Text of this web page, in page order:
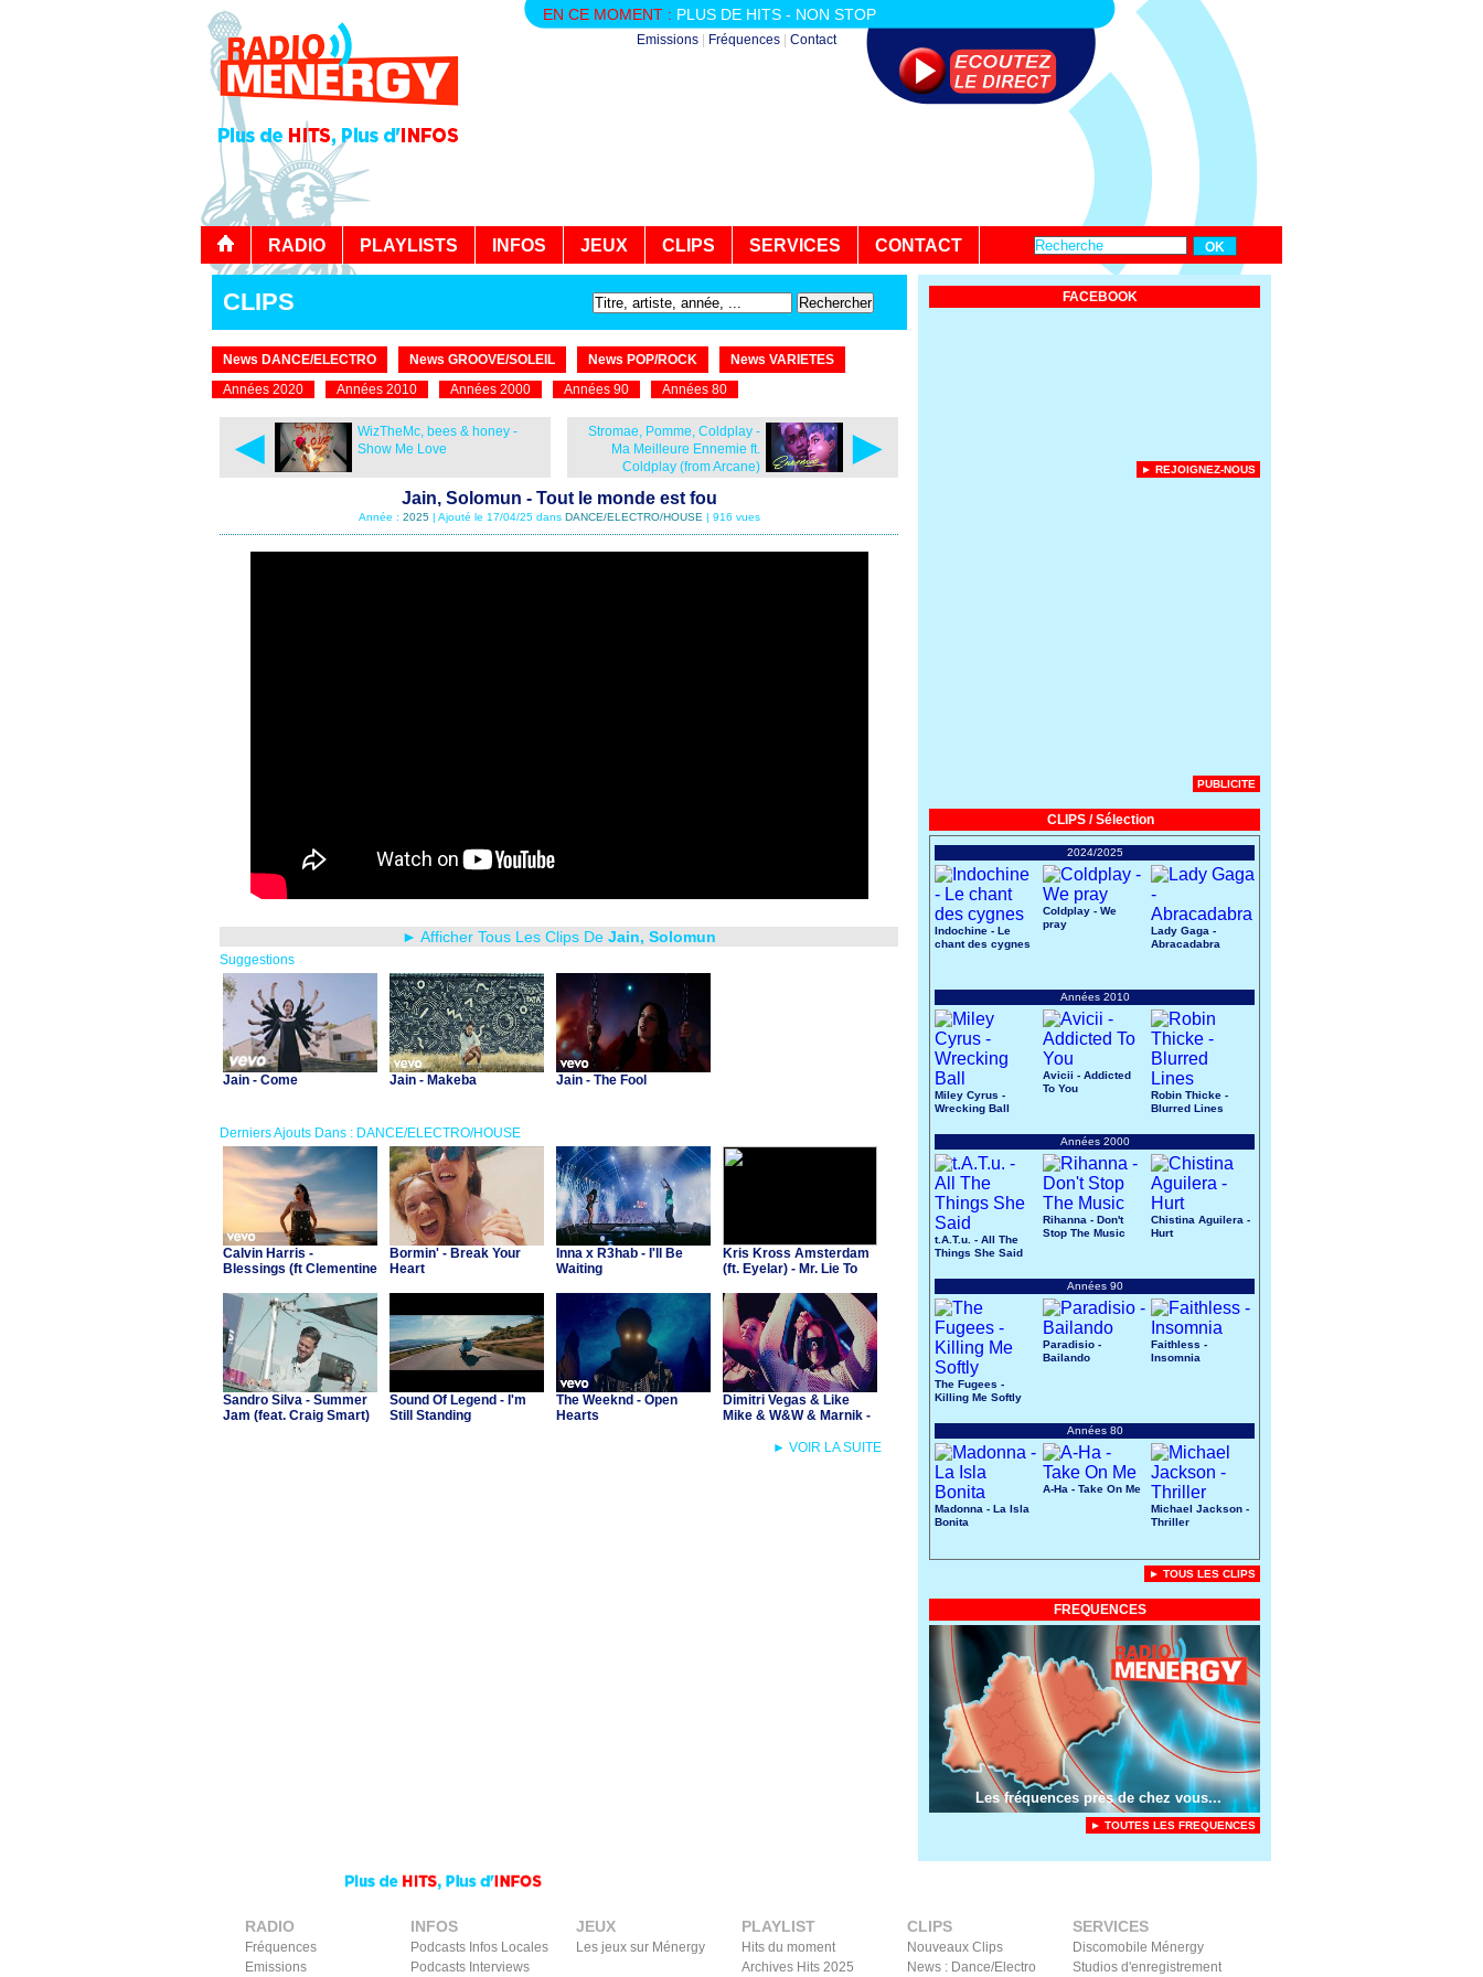
EN CE MOMENT : PLUS DE HITS - NON STOP
Emissions Fréquences Contact
RADIO PLAYLISTS INFOS JEUX CLIPS SERVICES CONTACT
CLIPS
News DANCE/ELECTRO News GROOVE/SOLEIL News POP/ROCK
News VARIETES
Années 2020
Années 2010 Années 2000 Années 90 Années 80
◄
WizTheMc, bees & honey -
Show Me Love
►
Stromae, Pomme, Coldplay -
Ma Meilleure Ennemie ft.
Coldplay (from Arcane)
Jain, Solomun - Tout le monde est fou
Année : 2025| Ajouté le 17/04/25 dans DANCE/ELECTRO/HOUSE | 916 vues
► Afficher Tous Les Clips De Jain, Solomun
Suggestions
Jain - Come Jain - Makeba Jain - The Fool
Derniers Ajouts Dans : DANCE/ELECTRO/HOUSE
Calvin Harris -
Blessings (ft Clementine
Bormin' - Break Your
Heart
Inna x R3hab - I'll Be
Waiting
Kris Kross Amsterdam
(ft. Eyelar) - Mr. Lie To
Sandro Silva - Summer
Jam (feat. Craig Smart)
Sound Of Legend - I'm
Still Standing
The Weeknd - Open
Hearts
Dimitri Vegas & Like
Mike & W&W & Marnik -
► VOIR LA SUITE
FACEBOOK
► REJOIGNEZ-NOUS
PUBLICITE
CLIPS / Sélection
2024/2025
Indochine - Le
chant des cygnes
Coldplay - We
pray
Lady Gaga -
Abracadabra
Années 2010
Miley Cyrus -
Wrecking Ball
Avicii - Addicted
To You
Robin Thicke -
Blurred Lines
Années 2000
t.A.T.u. - All The
Things She Said
Rihanna - Don't
Stop The Music
Chistina Aguilera -
Hurt
Années 90
The Fugees -
Killing Me Softly
Paradisio -
Bailando
Faithless -
Insomnia
Années 80
Madonna - La Isla
Bonita
A-Ha - Take On Me
Michael Jackson -
Thriller
► TOUS LES CLIPS
FREQUENCES
Les fréquences près de chez vous...
► TOUTES LES FREQUENCES
RADIO
Fréquences
Emissions
INFOS
Podcasts Infos Locales
Podcasts Interviews
JEUX
Les jeux sur Ménergy
PLAYLIST
Hits du moment
Archives Hits 2025
CLIPS
Nouveaux Clips
News : Dance/Electro
SERVICES
Discomobile Ménergy
Studios d'enregistrement